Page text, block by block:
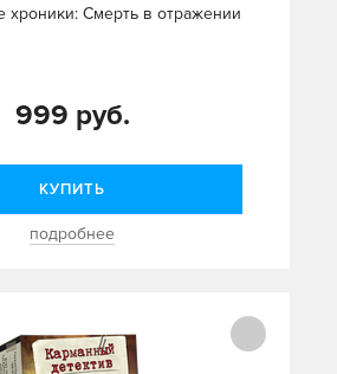
хроники: Смерть в отражении
999 руб.
КУПИТЬ
подробнее